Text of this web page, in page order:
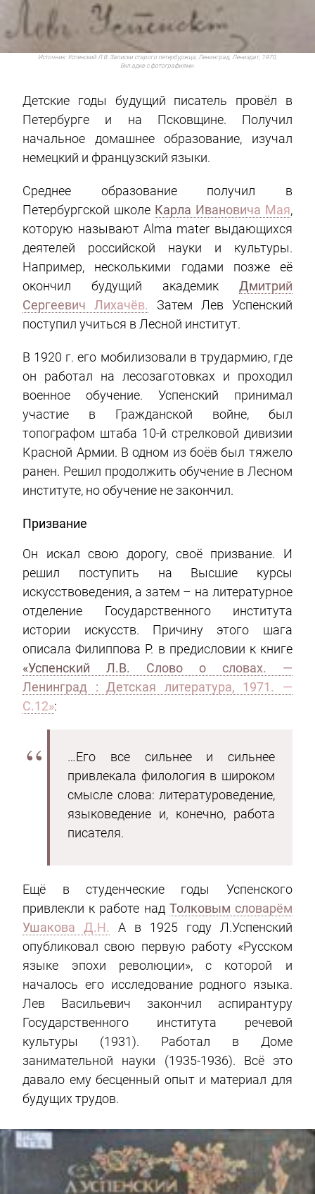
Источник: Успенский Л.В. Записки старого петербуржца, Ленинград, Лениздат, 1970,
Вкл.адка с фотографиями.
Детские годы будущий писатель провёл в
Петербурге и на Псковщине. Получил
начальное домашнее образование, изучал
немецкий и французский языки.
Среднее образование получил в
Петербургской школе Карла Ивановича Мая,
которую называют Alma mater выдающихся
деятелей российской науки и культуры.
Например, несколькими годами позже её
окончил будущий академик Дмитрий
Сергеевич Лихачёв.
Затем Лев Успенский
поступил учиться в Лесной институт.
В 1920 г. его мобилизовали в трудармию, где
он работал на лесозаготовках и проходил
военное обучение. Успенский принимал
участие в Гражданской войне, был
топографом штаба 10-й стрелковой дивизии
Красной Армии. В одном из боёв был тяжело
ранен. Решил продолжить обучение в Лесном
институте, но обучение не закончил.
Призвание
Он искал свою дорогу, своё призвание. И
решил поступить на Высшие курсы
искусствоведения, а затем – на литературное
отделение Государственного института
истории искусств. Причину этого шага
описала Филиппова Р. в предисловии к книге
«Успенский Л.В. Слово о словах. —
Ленинград : Детская литература, 1971. —
С.12»:
…Его все сильнее и сильнее
привлекала филология в широком
смысле слова: литературоведение,
языковедение и, конечно, работа
писателя.
Ещё в студенческие годы Успенского
привлекли к работе над Толковым словарём
Ушакова Д.Н.
А в 1925 году Л.Успенский
опубликовал свою первую работу «Русском
языке эпохи революции», с которой и
началось его исследование родного языка.
Лев Васильевич закончил аспирантуру
Государственного института речевой
культуры (1931). Работал в Доме
занимательной науки (1935-1936). Всё это
давало ему бесценный опыт и материал для
будущих трудов.